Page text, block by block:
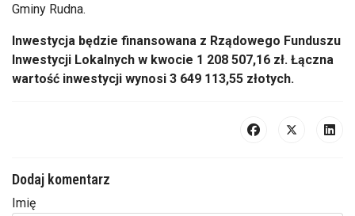
Gminy Rudna.
Inwestycja będzie finansowana z Rządowego Funduszu
Inwestycji Lokalnych w kwocie 1 208 507,16 zł. Łączna
wartość inwestycji wynosi 3 649 113,55 złotych.
Dodaj komentarz
Imię